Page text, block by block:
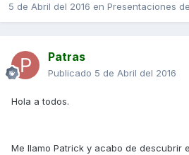
5 de Abril del 2016 en Presentaciones
Patras
Publicado 5 de Abril del 2016
Hola a todos.
Me llamo Patrick y acabo de descubrir